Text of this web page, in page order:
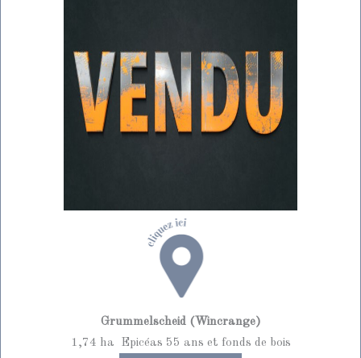
Grummelscheid (Wincrange)
1,74 ha Epicéas 55 ans et fonds de bois